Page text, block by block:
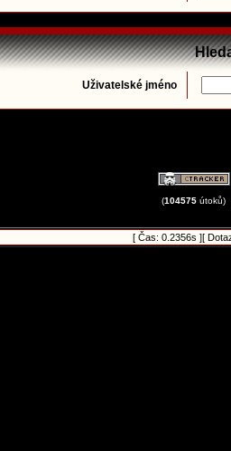
Uživatelské jméno
(104575 útoků)
[ Čas: 0.2356s ][